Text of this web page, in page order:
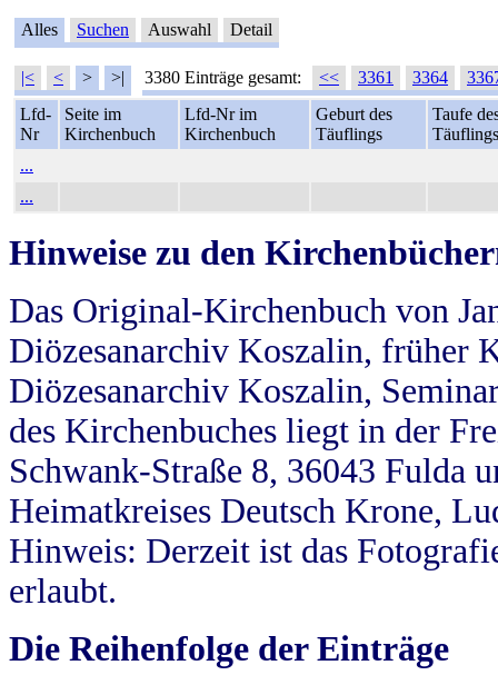
Alles Suchen Auswahl Detail
|< < > >| 3380 Einträge gesamt: << 3361 3364
Lfd-
Nr
Seite im
Kirchenbuch
Lfd-Nr im
Kirchenbuch
Geburt des
Täuflings
Taufe
Täuflings
...
...
Hinweise zu den
Das Original-Kirchenbuch von
Diözesanarchiv Koszalin, früher
Diözesanarchiv Koszalin,
des Kirchenbuches liegt in der
Schwank-Straße 8, 36043 Fulda
Heimatkreises Deutsch Krone,
Hinweis: Derzeit ist das
erlaubt.
Die Reihenfolge der Einträge